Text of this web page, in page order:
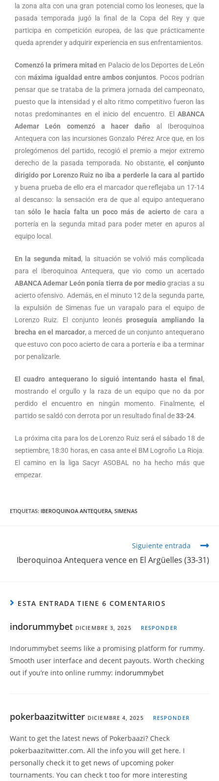
la zona alta con una gran potencial como los leoneses, que la
pasada temporada jugó la final de la Copa del Rey y que
participa en competición europea, de las que prácticamente
queda aprender y adquirir experiencia en sus enfrentamientos.
Comenzó la primera mitad en Palacio de los Deportes de León
con máxima igualdad entre ambos conjuntos. Pocos podrían
pensar que se trataba de la primera jornada del campeonato,
puesto que la intensidad y el alto ritmo competitivo fueron las
notas predominantes en el inicio del encuentro. El ABANCA
Ademar León comenzó a hacer daño al Iberoquinoa
Antequera con las incursiones Gonzalo Pérez Arce que, en los
prolegómenos del partido, recogió el premio a mejor extremo
derecho de la pasada temporada. No obstante,el conjunto
dirigido por Lorenzo Ruiz no iba a perderle la cara al partido
y buena prueba de ello era el marcador que reflejaba un 17-14
al descanso: la sensación era de que al equipo antequerano
tansólo le hacía falta un poco más de aciertode cara a
portería en la segunda mitad para poder meter en apuros al
equipo local.
En la segunda mitad, la situación se volvió más complicada
para el Iberoquinoa Antequera, que vio como un acertado
ABANCA Ademar León ponía tierra de por mediogracias a su
acierto ofensivo. Además, en el minuto 12 de la segunda parte,
la expulsión de Simenas fue un varapalo para el equipo de
Lorenzo Ruiz. El conjunto leonés proseguía ampliando la
brecha en el marcador, a merced de un conjunto antequerano
que estuvo con poco acierto de cara a portería e iba a terminar
por penalizarle.
El cuadro antequerano lo siguió intentando hasta el final ,
mostrando el orgullo y la raza de un equipo que no da por
perdido el encuentro en ningún momento. Finalmente, el
partido se saldó con derrota por un resultado final de33-24.
La próxima cita para los de Lorenzo Ruiz será el sábado 18 de
septiembre, 18:30 horas, en casa ante el BM Logroño La Rioja.
El camino en la liga Sacyr ASOBAL no ha hecho más que
empezar.
ETIQUETAS: IBEROQUINOA ANTEQUERA, SIMENAS
Siguiente entrada
Iberoquinoa Antequera vence en El Argüelles (33-31)
ESTA ENTRADA TIENE 6 COMENTARIOS
indorummybet DICIEMBRE 3, 2025 RESPONDER
Indorummybet seems like a promising platform for rummy.
Smooth user interface and decent payouts. Worth checking
out if you’re into online rummy: indorummybet
pokerbaazitwitter DICIEMBRE 4, 2025 RESPONDER
Want to get the latest news of Pokerbaazi? Check
pokerbaazitwitter.com. All the info you will get here. I
personally check it to get news of upcoming poker
tournaments. You can check t too for more interesting